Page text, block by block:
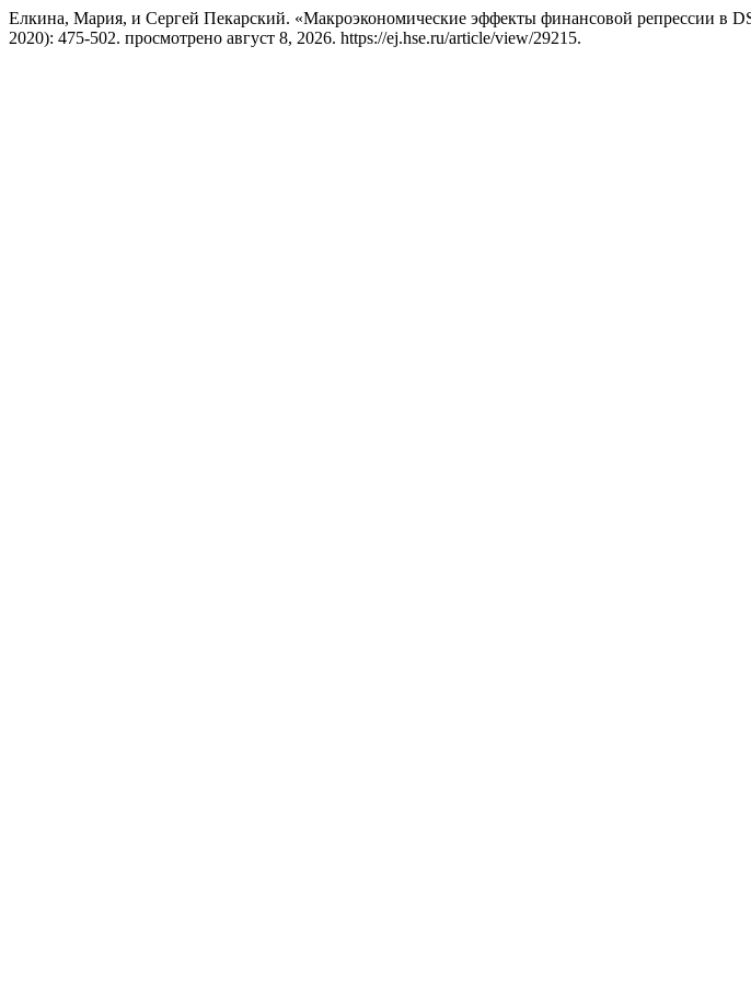
Елкина, Мария, и Сергей Пекарский. «Макроэкономические эффекты финансовой репрессии в
2020): 475-502. просмотрено август 8, 2026. https://ej.hse.ru/article/view/29215.